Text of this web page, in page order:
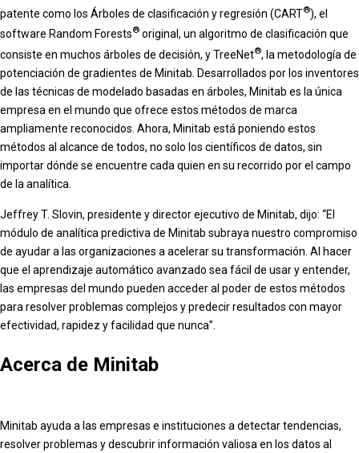
patente como los Árboles de clasificación y regresión (CART®), el
software Random Forests® original, un algoritmo de clasificación que
consiste en muchos árboles de decisión, y TreeNet®, la metodología de
potenciación de gradientes de Minitab. Desarrollados por los inventores
de las técnicas de modelado basadas en árboles, Minitab es la única
empresa en el mundo que ofrece estos métodos de marca
ampliamente reconocidos. Ahora, Minitab está poniendo estos
métodos al alcance de todos, no solo los científicos de datos, sin
importar dónde se encuentre cada quien en su recorrido por el campo
de la analítica.
Jeffrey T. Slovin, presidente y director ejecutivo de Minitab, dijo: “El
módulo de analítica predictiva de Minitab subraya nuestro compromiso
de ayudar a las organizaciones a acelerar su transformación. Al hacer
que el aprendizaje automático avanzado sea fácil de usar y entender,
las empresas del mundo pueden acceder al poder de estos métodos
para resolver problemas complejos y predecir resultados con mayor
efectividad, rapidez y facilidad que nunca”.
Acerca de Minitab
Minitab ayuda a las empresas e instituciones a detectar tendencias,
resolver problemas y descubrir información valiosa en los datos al